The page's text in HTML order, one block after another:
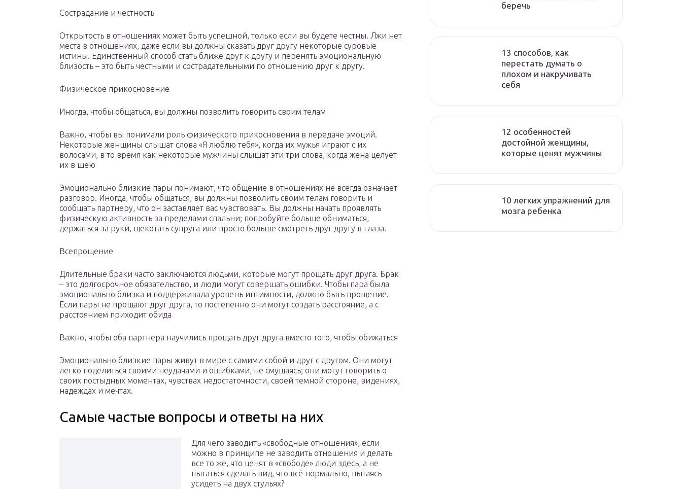
Сострадание и честность
Открытость в отношениях может быть успешной, только если вы будете честны. Лжи нет
места в отношениях, даже если вы должны сказать друг другу некоторые суровые
истины. Единственный способ стать ближе друг к другу и перенять эмоциональную
близость – это быть честными и сострадательными по отношению друг к другу.
Физическое прикосновение
Иногда, чтобы общаться, вы должны позволить говорить своим телам
Важно, чтобы вы понимали роль физического прикосновения в передаче эмоций.
Некоторые женщины слышат слова «Я люблю тебя», когда их мужья играют с их
волосами, в то время как некоторые мужчины слышат эти три слова, когда жена целует
их в шею
Эмоционально близкие пары понимают, что общение в отношениях не всегда означает
разговор. Иногда, чтобы общаться, вы должны позволить своим телам говорить и
сообщать партнеру, что он заставляет вас чувствовать. Вы должны начать проявлять
физическую активность за пределами спальни; попробуйте больше обниматься,
держаться за руки, щекотать супруга или просто больше смотреть друг другу в глаза.
Всепрощение
Длительные браки часто заключаются людьми, которые могут прощать друг друга. Брак
– это долгосрочное обязательство, и люди могут совершать ошибки. Чтобы пара была
эмоционально близка и поддерживала уровень интимности, должно быть прощение.
Если пары не прощают друг друга, то постепенно они могут создать расстояние, а с
расстоянием приходит обида
Важно, чтобы оба партнера научились прощать друг друга вместо того, чтобы обижаться
Эмоционально близкие пары живут в мире с самими собой и друг с другом. Они могут
легко поделиться своими неудачами и ошибками, не смущаясь; они могут говорить о
своих постыдных моментах, чувствах недостаточности, своей темной стороне, видениях,
надеждах и мечтах.
Самые частые вопросы и ответы на них
Для чего заводить «свободные отношения», если
можно в принципе не заводить отношения и делать
все то же, что ценят в «свободе» люди здесь, а не
пытаться сделать вид, что всё нормально, пытаясь
усидеть на двух стульях?
беречь
13 способов, как
перестать думать о
плохом и накручивать
себя
12 особенностей
достойной женщины,
которые ценят мужчины
10 легких упражнений для
мозга ребенка